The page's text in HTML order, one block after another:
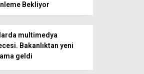
Bekliyor
multimedya
Bakanlıktan yeni
geldi